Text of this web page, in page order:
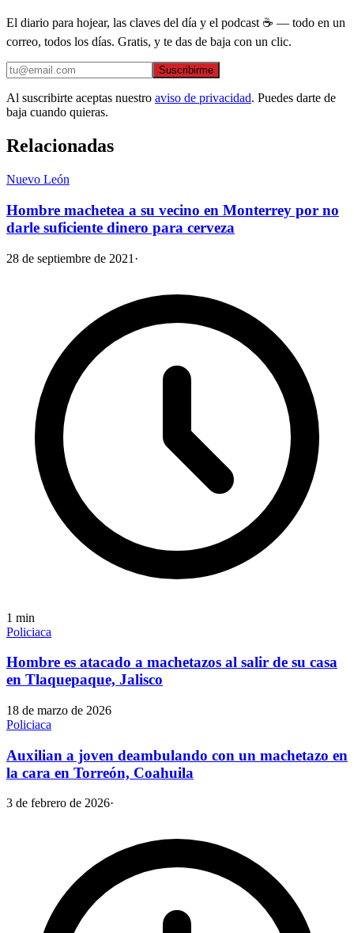
El diario para hojear, las claves del día y el podcast ☕ — todo en un
correo, todos los días. Gratis, y te das de baja con un clic.
Suscribirme
Al suscribirte aceptas nuestro aviso de privacidad. Puedes darte de
baja cuando quieras.
Relacionadas
Nuevo León
Hombre machetea a su vecino en Monterrey por no
darle suficiente dinero para cerveza
28 de septiembre de 2021 ·
1 min
Policiaca
Hombre es atacado a machetazos al salir de su casa
en Tlaquepaque, Jalisco
18 de marzo de 2026
Policiaca
Auxilian a joven deambulando con un machetazo en
la cara en Torreón, Coahuila
3 de febrero de 2026·